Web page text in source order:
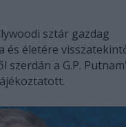
sztár gazdag
és életére
szerdán a G.P.